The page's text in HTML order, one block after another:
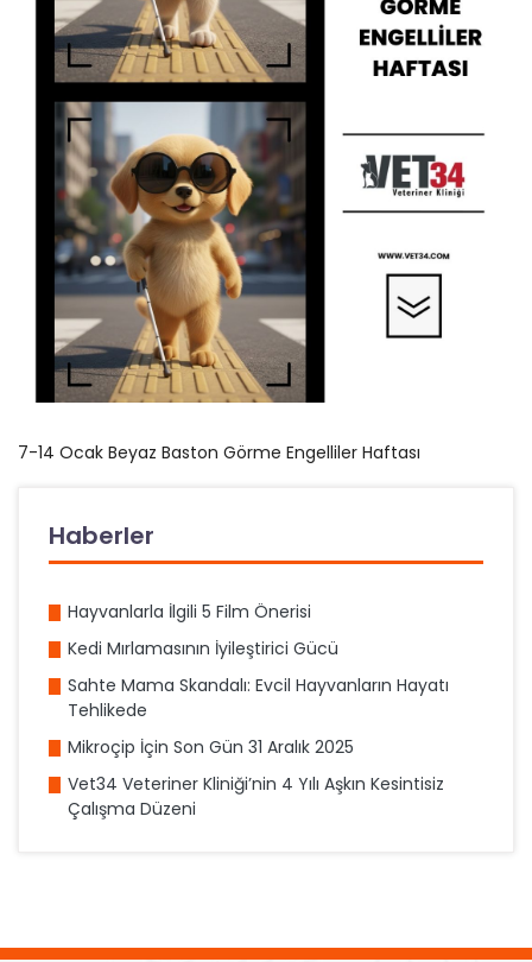
7-14 Ocak Beyaz Baston Görme Engelliler Haftası
Haberler
Hayvanlarla İlgili 5 Film Önerisi
Kedi Mırlamasının İyileştirici Gücü
Sahte Mama Skandalı: Evcil Hayvanların Hayatı
Tehlikede
Mikroçip İçin Son Gün 31 Aralık 2025
Vet34 Veteriner Kliniği’nin 4 Yılı Aşkın Kesintisiz
Çalışma Düzeni